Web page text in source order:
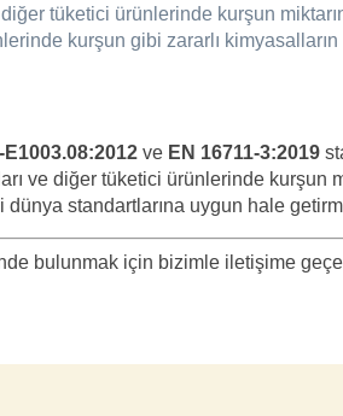
tüketici ürünlerinde kurşun miktarını
kurşun gibi zararlı kimyasalların
ve EN 16711-3:2019
ve diğer tüketici ürünlerinde kurşun
standartlarına uygun hale
bulunmak için bizimle iletişime